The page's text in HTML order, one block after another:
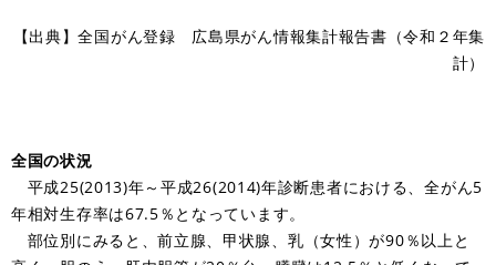
【出典】全国がん登録 広島県がん情報集計報告書（令和２年集
計）
全国の状況
平成25(2013)年～平成26(2014)年診断患者における、全がん5
年相対生存率は67.5％となっています。
部位別にみると、前立腺、甲状腺、乳（女性）が90％以上と